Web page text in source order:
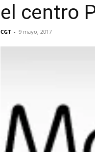
el centro
CGT - 9 mayo, 2017